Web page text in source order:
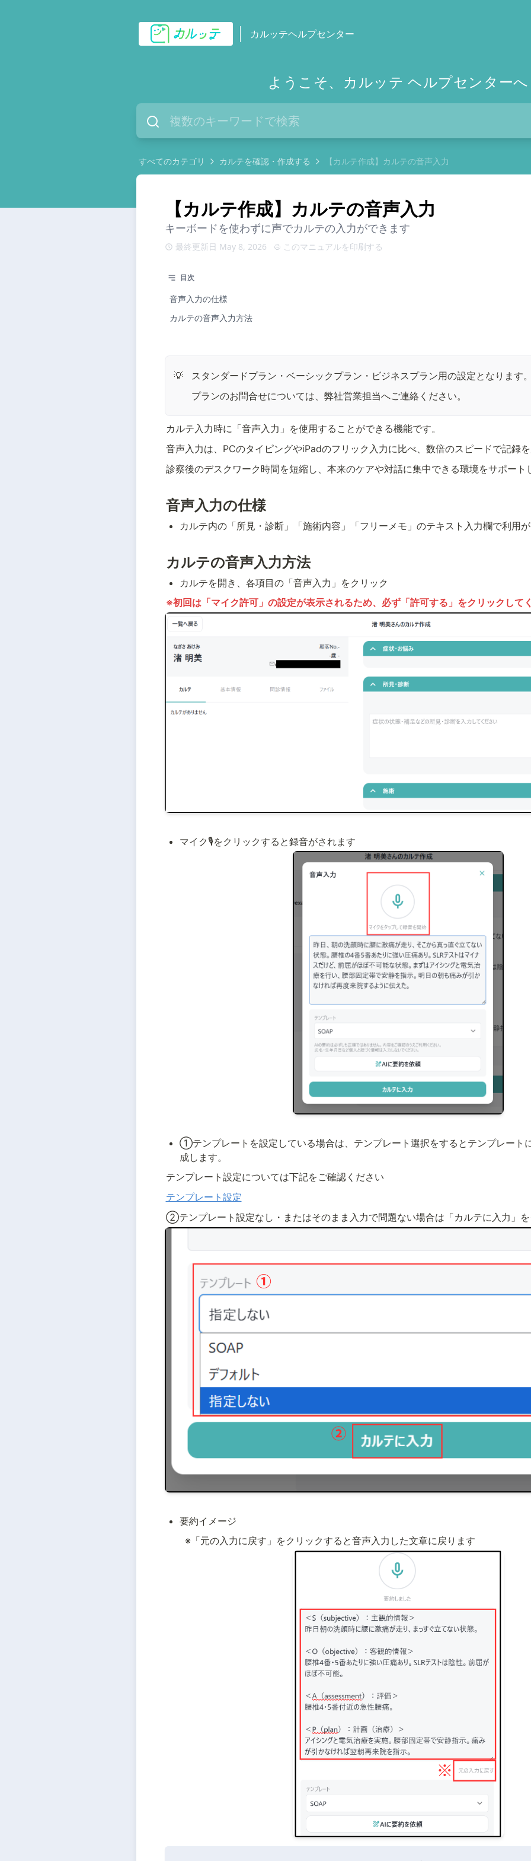
カルッテヘルプセンター
ようこそ、カルッテ ヘルプセンターへ
すべてのカテゴリ カルテを確認・作成する 【カルテ作成】カルテの音声入力
【カルテ作成】カルテの音声入力
キーボードを使わずに声でカルテの入力ができます
最終更新日 May 8, 2026 このマニュアルを印刷する
目次
音声入力の仕様
カルテの音声入力方法
💡
スタンダードプラン・ベーシックプラン・ビジネスプラン用の設定となります
プランのお問合せについては、弊社営業担当へご連絡ください。
カルテ入力時に「音声入力」を使用することができる機能です。
音声入力は、PCのタイピングやiPadのフリック入力に比べ、数倍のスピードで記録
診察後のデスクワーク時間を短縮し、本来のケアや対話に集中できる環境をサポート
音声入力の仕様
カルテ内の「所見・診断」「施術内容」「フリーメモ」のテキスト入力欄で利用
カルテの音声入力方法
カルテを開き、各項目の「音声入力」をクリック
※初回は「マイク許可」の設定が表示されるため、必ず「許可する」をクリックして
マイク🎙をクリックすると録音がされます
①テンプレートを設定している場合は、テンプレート選択をするとテンプレート
成します。
テンプレート設定については下記をご確認ください
テンプレート設定
②テンプレート設定なし・またはそのまま入力で問題ない場合は「カルテに入力」
要約イメージ
※「元の入力に戻す」をクリックすると音声入力した文章に戻ります